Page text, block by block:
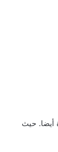
أيضا. حيث